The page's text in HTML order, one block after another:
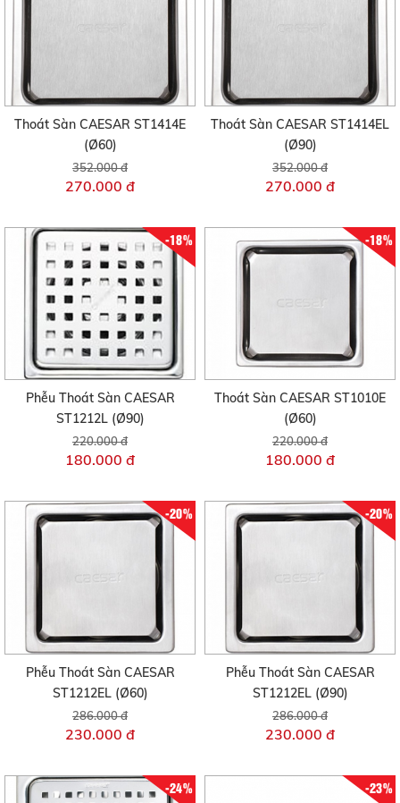
Thoát Sàn CAESAR ST1414E
(Ø60)
352.000 đ
270.000 đ
Thoát Sàn CAESAR ST1414EL
(Ø90)
352.000 đ
270.000 đ
-18%
Phễu Thoát Sàn CAESAR
ST1212L (Ø90)
220.000 đ
180.000 đ
-18%
Thoát Sàn CAESAR ST1010E
(Ø60)
220.000 đ
180.000 đ
-20%
Phễu Thoát Sàn CAESAR
ST1212EL (Ø60)
286.000 đ
230.000 đ
-20%
Phễu Thoát Sàn CAESAR
ST1212EL (Ø90)
286.000 đ
230.000 đ
-24% -23%